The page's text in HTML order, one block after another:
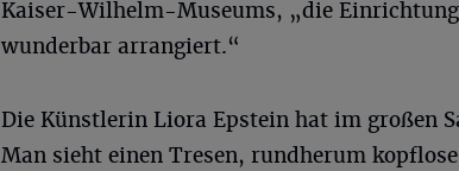
Kaiser-Wilhelm-Museums, „die
wunderbar arrangiert.“
Die Künstlerin Liora Epstein hat im großen
Man sieht einen Tresen, rundherum